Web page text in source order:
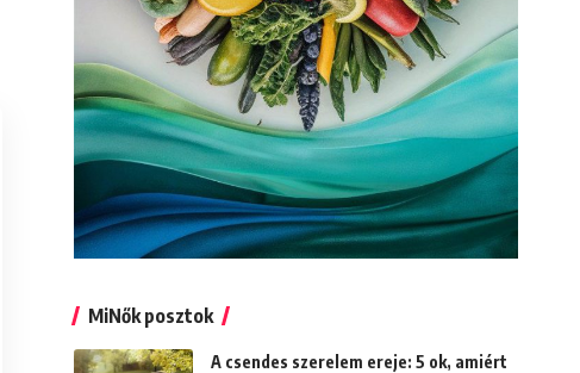
MiNők posztok
A csendes szerelem ereje: 5 ok, amiért